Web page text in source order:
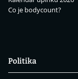
Co je bodycount?
Politika